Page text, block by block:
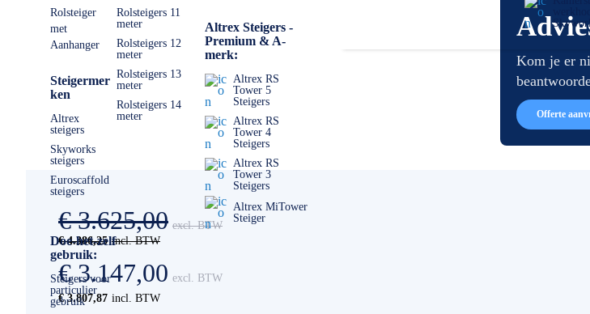
Rolsteiger
met
Aanhanger
Steigermer
ken
Altrex
steigers
Skyworks
steigers
Euroscaffold
steigers
Doe-het-zelf
gebruik:
Steigers voor
particulier
gebruik
Rolsteigers 11
meter
Rolsteigers 12
meter
Rolsteigers 13
meter
Rolsteigers 14
meter
Altrex Steigers -
Premium & A-
merk:
Altrex RS
Tower 5
Steigers
Altrex RS
Tower 4
Steigers
Altrex RS
Tower 3
Steigers
Altrex MiTower
Steiger
afbeeldingen-Kom je er
Offerte
€ 4.386,25
€ 3.625,00
€ 3.807,87
€ 3.147,00